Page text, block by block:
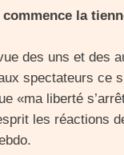
la
des uns et des
spectateurs ce
«ma liberté
les réactions